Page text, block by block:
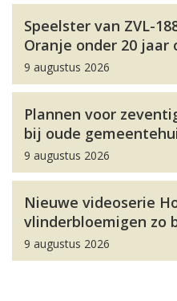
Speelster van ZVL-
Oranje onder 20 jaar
9 augustus 2026
Plannen voor
bij oude
9 augustus 2026
Nieuwe videoserie
vlinderbloemigen zo
9 augustus 2026